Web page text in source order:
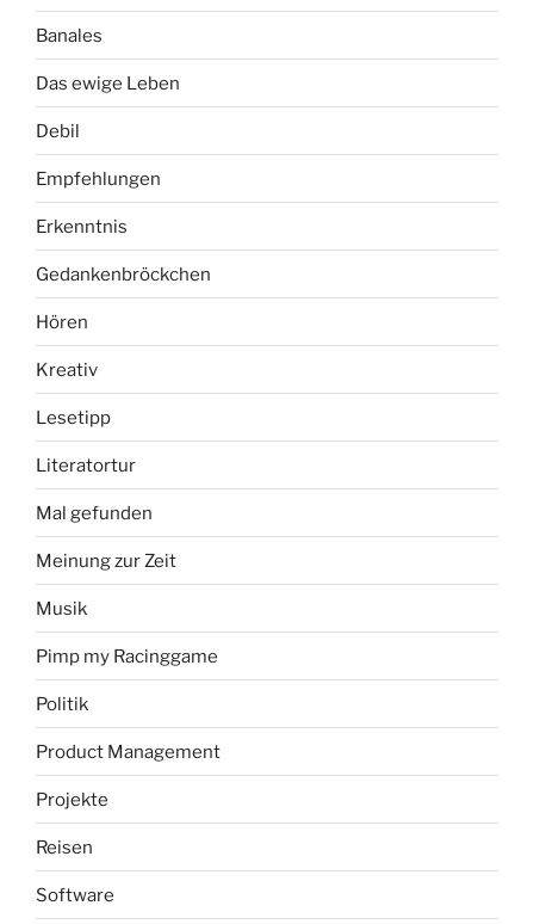
Banales
Das ewige Leben
Debil
Empfehlungen
Erkenntnis
Gedankenbröckchen
Hören
Kreativ
Lesetipp
Literatortur
Mal gefunden
Meinung zur Zeit
Musik
Pimp my Racinggame
Politik
Product Management
Projekte
Reisen
Software